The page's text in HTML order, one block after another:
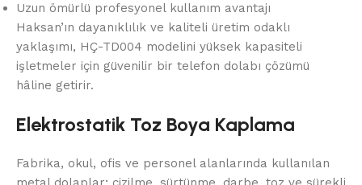
Uzun ömürlü profesyonel kullanım avantajı
Haksan’ın dayanıklılık ve kaliteli üretim odaklı
yaklaşımı, HÇ-TD004 modelini yüksek kapasiteli
işletmeler için güvenilir bir telefon dolabı çözümü
hâline getirir.
Elektrostatik Toz Boya Kaplama
Fabrika, okul, ofis ve personel alanlarında kullanılan